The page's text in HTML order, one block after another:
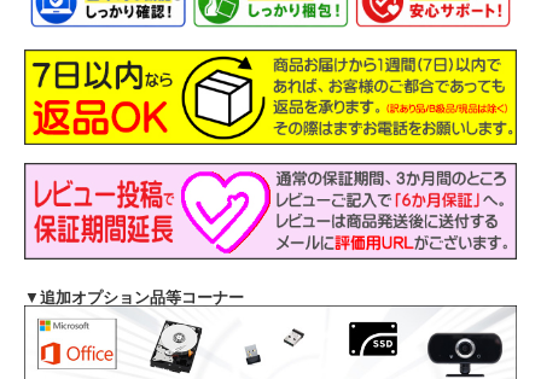
主なスペック
液晶 13.3インチ FHD 解像度1920x1080
OS Windows11-Pro 64Bit
CPU
1.20GHz(第12世代)
▼ 追加オプション品等コーナー